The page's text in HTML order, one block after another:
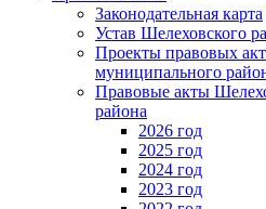
Законодательная карта
Устав Шелеховского
Проекты правовых
муниципального
Правовые акты
района
2026 год
2025 год
2024 год
2023 год